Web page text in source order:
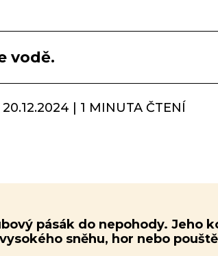
vodě.
20.12.2024 | 1 MINUTA ČTENÍ
pásák do nepohody. Jeho
vysokého sněhu, hor nebo